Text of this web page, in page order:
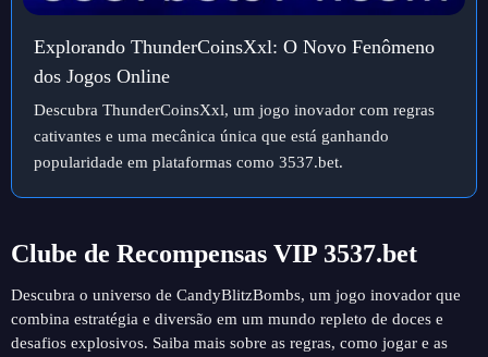
Explorando ThunderCoinsXxl: O Novo Fenômeno
dos Jogos Online
Descubra ThunderCoinsXxl, um jogo inovador com regras
cativantes e uma mecânica única que está ganhando
popularidade em plataformas como 3537.bet.
Clube de Recompensas VIP 3537.bet
Descubra o universo de CandyBlitzBombs, um jogo inovador que
combina estratégia e diversão em um mundo repleto de doces e
desafios explosivos. Saiba mais sobre as regras, como jogar e as